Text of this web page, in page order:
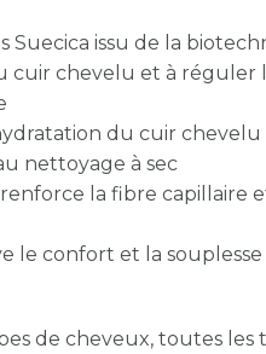
Suecica issu de la
cuir chevelu et à réguler
du cuir chevelu
nettoyage à sec
la fibre capillaire
le confort et la
de cheveux, toutes les